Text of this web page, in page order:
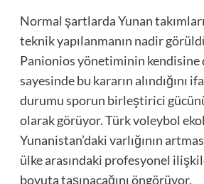
Normal şartlarda Yunan
teknik yapılanmanın nadir
Panionios yönetiminin kendisine
sayesinde bu kararın alındığını
durumu sporun birleştirici
olarak görüyor. Türk voleybol
Yunanistan’daki varlığının
ülke arasındaki profesyonel
boyuta taşınacağını öngörüyor.